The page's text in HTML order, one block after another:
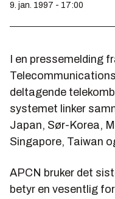
9. jan. 1997 - 17:00
I en pressemelding
deltagende
systemet linker
Japan, Sør-Korea,
Singapore, Taiwan
APCN bruker det
betyr en vesentlig